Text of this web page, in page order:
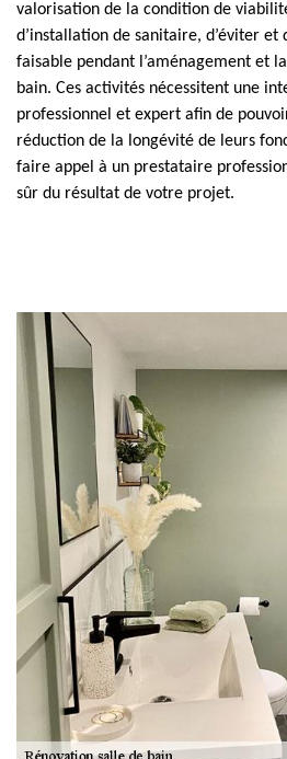
valorisation de la condition de
d’installation de sanitaire, d’éviter
faisable pendant l’aménagement et
bain. Ces activités nécessitent une
professionnel et expert afin de
réduction de la longévité de leurs
faire appel à un prestataire
sûr du résultat de votre projet.